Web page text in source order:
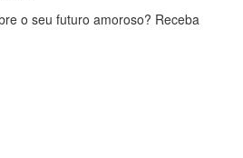
o seu futuro amoroso? Receba